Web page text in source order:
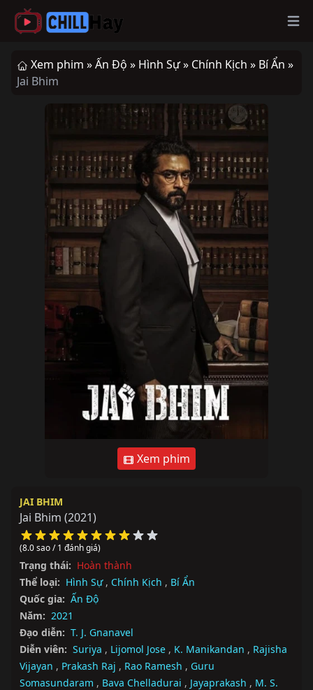
Xem phim »Ấn Độ » Hình Sự » Chính Kịch » Bí Ẩn »
Jai Bhim
Xem phim
JAI BHIM
Jai Bhim (2021)
(8.0 sao / 1 đánh giá)
Trạng thái: Hoàn thành
Thể loại: Hình Sự , Chính Kịch , Bí Ẩn
Quốc gia: Ấn Độ
Năm: 2021
Đạo diễn: T. J. Gnanavel
Diễn viên: Suriya , Lijomol Jose , K. Manikandan , Rajisha
Vijayan , Prakash Raj , Rao Ramesh , Guru
Somasundaram , Bava Chelladurai , Jayaprakash , M. S.